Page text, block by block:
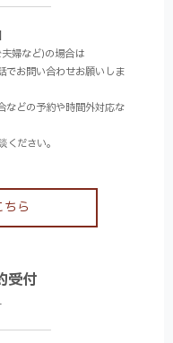
婦など)の場合は
でお問い合わせお願いしま
などの予約や時間外対応な
ください。
ちら
受付